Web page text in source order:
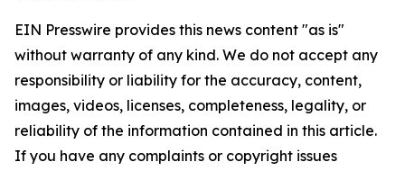
EIN Presswire provides this news content "as is"
without warranty of any kind. We do not accept any
responsibility or liability for the accuracy, content,
images, videos, licenses, completeness, legality, or
reliability of the information contained in this article.
If you have any complaints or copyright issues